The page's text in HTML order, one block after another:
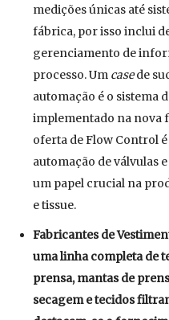
medições únicas até
fábrica, por isso inclui
gerenciamento de
processo. Um casede
automação é o sistema
implementado na nova
oferta de Flow Control
automação de válvulas
um papel crucial na
e tissue.
Fabricantes de
uma linha completa de
prensa, mantas de
secagem e tecidos